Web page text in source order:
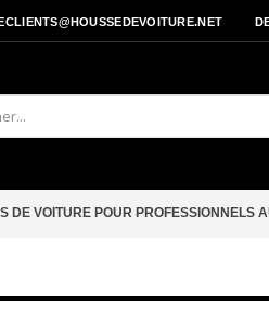
DE VOITURE POUR PROFESSIONNELS